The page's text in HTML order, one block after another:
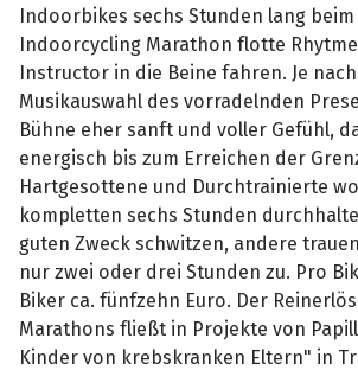
Indoorbikes sechs Stunden lang
Indoorcycling Marathon flotte
Instructor in die Beine fahren. Je
Musikauswahl des vorradelnden
Bühne eher sanft und voller Gefühl,
energisch bis zum Erreichen der
Hartgesottene und Durchtrainierte
kompletten sechs Stunden
guten Zweck schwitzen, andere
nur zwei oder drei Stunden zu. Pro
Biker ca. fünfzehn Euro. Der
Marathons fließt in Projekte von
Kinder von krebskranken Eltern" in